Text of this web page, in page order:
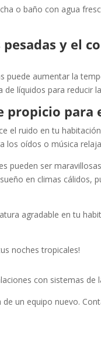
o baño con agua
y el
puede aumentar la
líquidos para reducir
propicio para
el ruido en tu
los oídos o música
pueden ser
en climas cálidos,
agradable en tu
noches tropicales!
con sistemas de
un equipo nuevo.